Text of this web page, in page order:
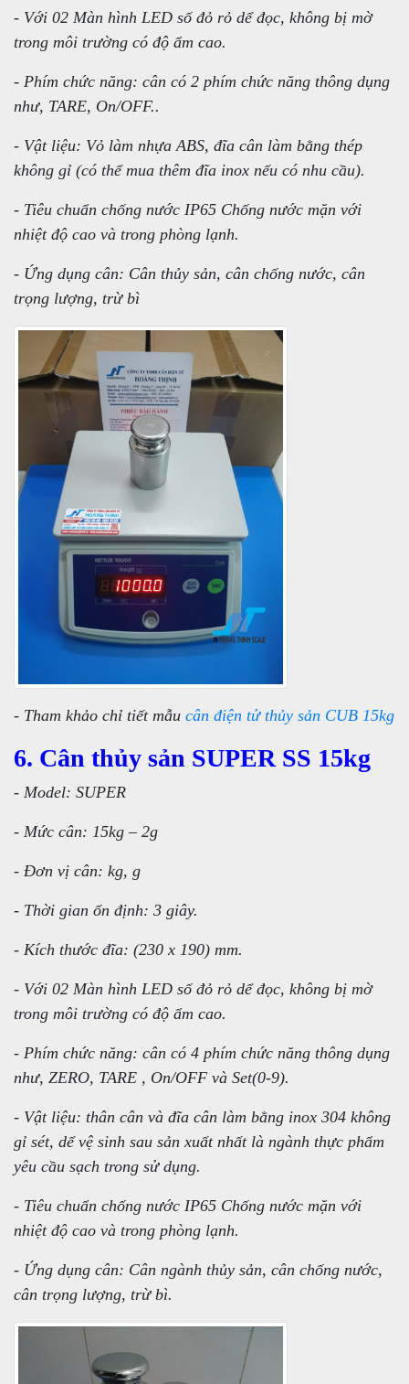
- Với 02 Màn hình LED số đỏ rỏ dể đọc, không bị mờ
trong môi trường có độ ẩm cao.
- Phím chức năng: cân có 2 phím chức năng thông dụng
như, TARE, On/OFF..
- Vật liệu: Vỏ làm nhựa ABS, đĩa cân làm bằng thép
không gỉ (có thể mua thêm đĩa inox nếu có nhu cầu).
- Tiêu chuẩn chống nước IP65 Chống nước mặn với
nhiệt độ cao và trong phòng lạnh.
- Ứng dụng cân: Cân thủy sản, cân chống nước, cân
trọng lượng, trừ bì
- Tham khảo chỉ tiết mẫu cân điện tử thủy sản CUB 15kg
6. Cân thủy sản SUPER SS 15kg
- Model: SUPER
- Mức cân: 15kg – 2g
- Đơn vị cân: kg, g
- Thời gian ổn định: 3 giây.
- Kích thước đĩa: (230 x 190) mm.
- Với 02 Màn hình LED số đỏ rỏ dể đọc, không bị mờ
trong môi trường có độ ẩm cao.
- Phím chức năng: cân có 4 phím chức năng thông dụng
như, ZERO, TARE , On/OFF và Set(0-9).
- Vật liệu: thân cân và đĩa cân làm bằng inox 304 không
gỉ sét, dể vệ sinh sau sản xuất nhất là ngành thực phẩm
yêu cầu sạch trong sử dụng.
- Tiêu chuẩn chống nước IP65 Chống nước mặn với
nhiệt độ cao và trong phòng lạnh.
- Ứng dụng cân: Cân ngành thủy sản, cân chống nước,
cân trọng lượng, trừ bì.